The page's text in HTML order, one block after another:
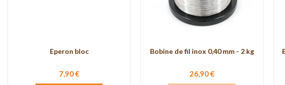
Eperon bloc
7,90 €
Bobine de fil inox 0,40 mm - 2 kg
26,90 €